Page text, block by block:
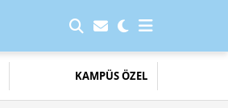
KAMPÜS ÖZEL